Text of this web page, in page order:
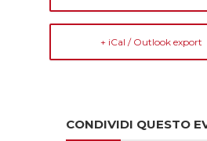
+ iCal / Outlook export
CONDIVIDI QUESTO